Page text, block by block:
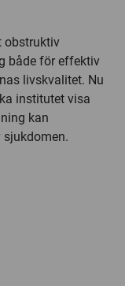
obstruktiv
både för effektiv
livskvalitet. Nu
institutet visa
kan